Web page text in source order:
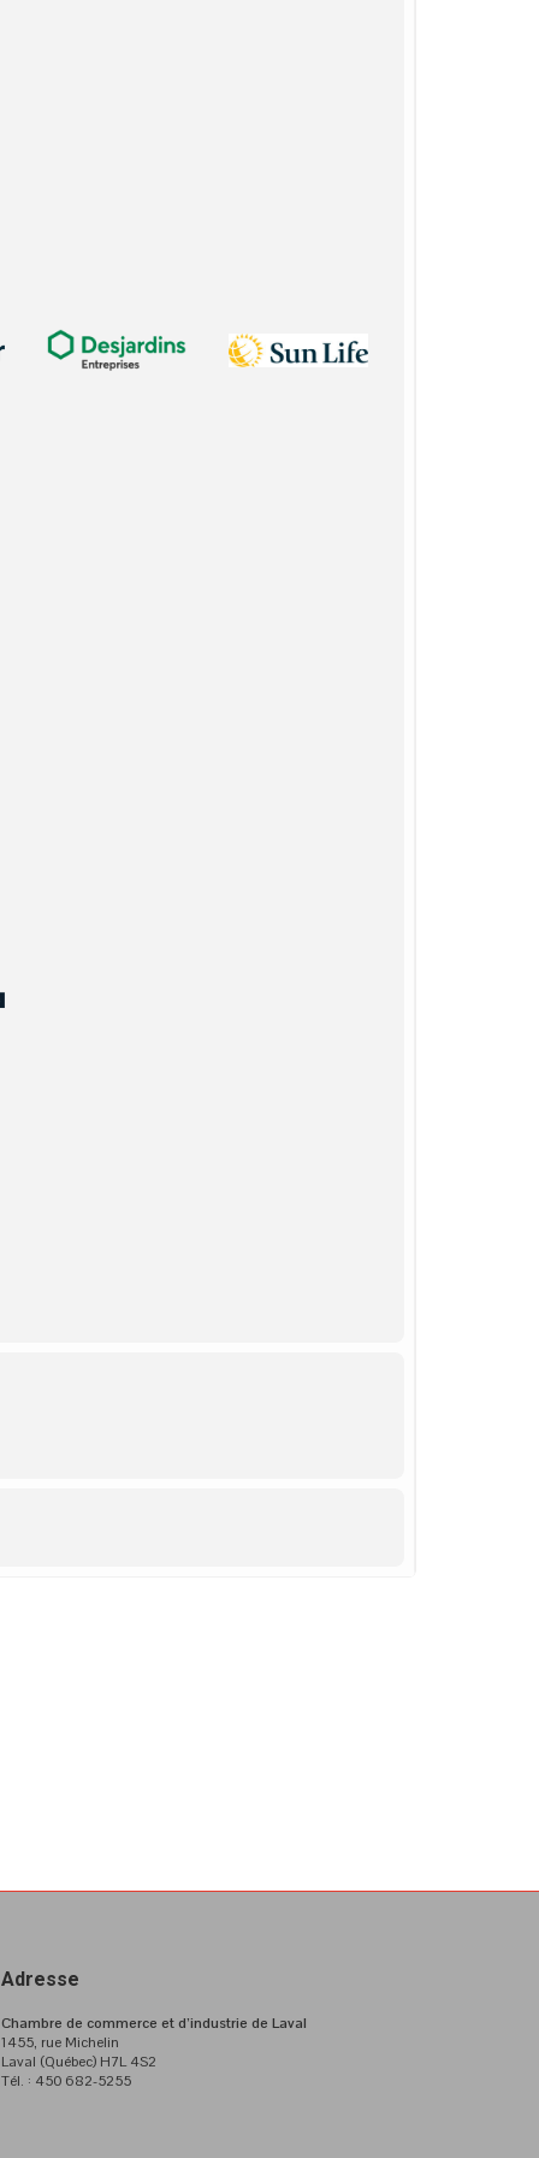
Adresse
Chambre de commerce et d’industrie de Laval
1455, rue Michelin
Laval (Québec) H7L 4S2
Tél. : 450 682-5255